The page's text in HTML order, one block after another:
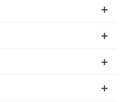
+
+
+
+